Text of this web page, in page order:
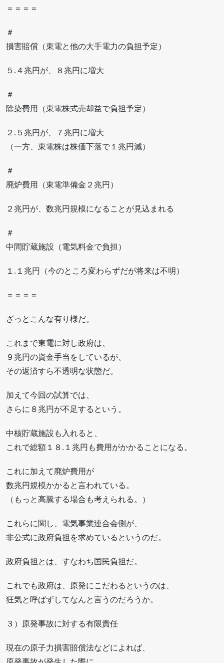
＝＝＝＝
＃
損害賠償（東電と他の大手電力の負担予定）
５.４兆円が、８兆円に増大
＃
除染費用（東電株式売却益で負担予定）
２.５兆円が、７兆円に増大
（一方、東電株は株価下落で１兆円減）
＃
廃炉費用（東電準備金２兆円）
２兆円が、数兆円規模になることが見込まれる
＃
中間貯蔵施設（電気料金で負担）
１.１兆円（今のところ変わらずだが将来は不明）
＝＝＝＝
ざっとこんな有り様だ。
これまで東電に対し政府は、
９兆円の資金手当をしているが、
その返済すら不透明な状態だ。
加えて今回の試算では、
さらに８兆円が不足するという。
中核貯蔵施設も入れると、
これで総額１８.１兆円も費用がかかることになる。
これに加えて廃炉費用が
数兆円規模かかると言われている。
（もっと高騰する場合も考えられる。）
これらに関し、電気事業連合会側が、
非公式に政府負担を求めているというのだ。
政府負担とは、すなわち国民負担だ。
これでも政府は、原発にこだわるというのは、
狂気と呼ばずしてなんと言うのだろうか。
３）原発事故に対する有限責任
現在の原子力損害賠償法などによれば、